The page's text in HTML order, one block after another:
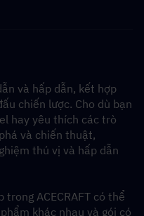
và hấp dẫn, kết hợp
chiến lược. Cho dù bạn
hay yêu thích các trò
và chiến thuật,
thú vị và hấp dẫn
ACECRAFT có thể
khác nhau và gói có